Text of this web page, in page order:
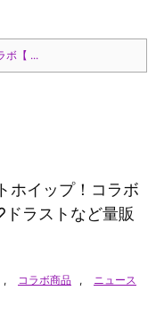
ボ【 ...
ホイップ！コラボ
ラストなど量販
, コラボ商品 ,
ニュース